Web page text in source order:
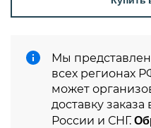
Мы
всех регионах
может
доставку
России и СНГ.